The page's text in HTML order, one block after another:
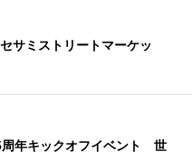
サミストリートマーケッ
周年キックオフイベント 世